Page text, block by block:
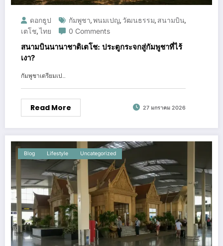
ดอกธูป กัมพูชา,พนมเปญ, วัฒนธรรม, สนามบิน,
เตโช,ไทย 0 Comments
สนามบินนานาชาติเตโช: ประตูกระจกสู่กัมพูชาที่ไร้
เงา?
กัมพูชาเตรียมเป…
Read More 27 มกราคม 2026
Blog Lifestyle Uncategorized